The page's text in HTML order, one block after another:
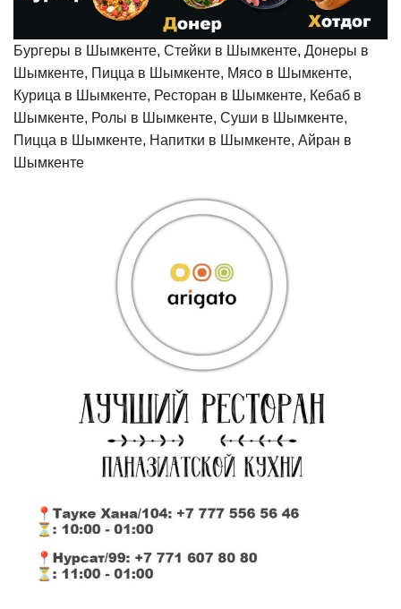
Бургеры в Шымкенте, Стейки в Шымкенте, Донеры в
Шымкенте, Пицца в Шымкенте, Мясо в Шымкенте,
Курица в Шымкенте, Ресторан в Шымкенте, Кебаб в
Шымкенте, Ролы в Шымкенте, Суши в Шымкенте,
Пицца в Шымкенте, Напитки в Шымкенте, Айран в
Шымкенте